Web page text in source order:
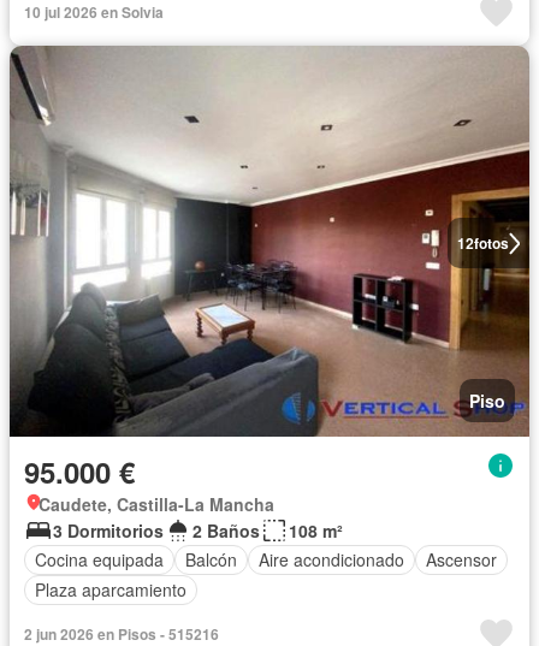
10 jul 2026 en Solvia
12fotos
Piso
95.000 €
Caudete, Castilla-La Mancha
3 Dormitorios
2 Baños
108 m²
Cocina equipada
Balcón Aire acondicionado
Ascensor
Plaza aparcamiento
2 jun 2026 en Pisos - 515216